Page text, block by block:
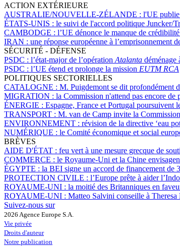
ACTION EXTÉRIEURE
AUSTRALIE/NOUVELLE-ZÉLANDE : l'UE publie
ÉTATS-UNIS : le suivi de l'accord politique Juncker/
CAMBODGE : l’UE dénonce le manque de
IRAN : une réponse européenne à l’emprisonnement
SÉCURITÉ - DÉFENSE
PSDC : l’état-major de l’opération Atalanta déménage
PSDC : l’UE étend et prolonge la mission EUTM RCA
POLITIQUES SECTORIELLES
CATALOGNE : M. Puigdemont se dit profondément
MIGRATION : la Commission n'attend pas encore
ÉNERGIE : Espagne, France et Portugal poursuivent
TRANSPORT : M. van de Camp invite la
ENVIRONNEMENT : révision de la directive ‘eau
NUMÉRIQUE : le Comité économique et social
BRÈVES
AIDE D'ÉTAT : feu vert à une mesure grecque de
COMMERCE : le Royaume-Uni et la Chine
ÉGYPTE : la BEI signe un accord de financement de
PROTECTION CIVILE : l’Europe prête à aider
ROYAUME-UNI : la moitié des Britanniques en
ROYAUME-UNI : Matteo Salvini conseille à
Suivez-nous sur
2026 Agence Europe S.A.
Vie privée
Droits d'auteur
Notre publication